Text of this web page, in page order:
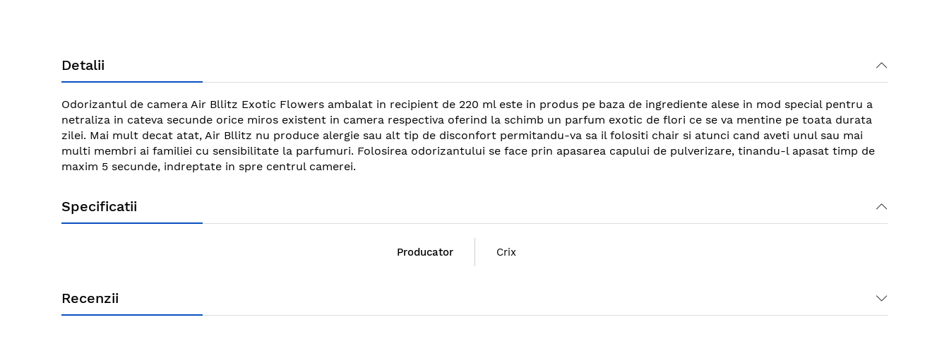
the
beginning
the
images
gallery
Detalii
Odorizantul de camera Air Bllitz Exotic Flowers ambalat in recipient de 220 ml este in produs pe baza de ingrediente alese in mod special pentru a
netraliza in cateva secunde orice miros existent in camera respectiva oferind la schimb un parfum exotic de flori ce se va mentine pe toata durata
zilei. Mai mult decat atat, Air Bllitz nu produce alergie sau alt tip de disconfort permitandu-va sa il folositi chair si atunci cand aveti unul sau mai
multi membri ai familiei cu sensibilitate la parfumuri. Folosirea odorizantului se face prin apasarea capului de pulverizare, tinandu-l apasat timp de
maxim 5 secunde, indreptate in spre centrul camerei.
Specificatii
Producator Crix
Recenzii